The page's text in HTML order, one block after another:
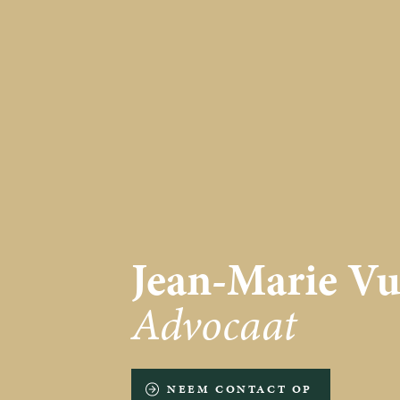
Jean-Marie
Advocaat
NEEM CONTACT OP